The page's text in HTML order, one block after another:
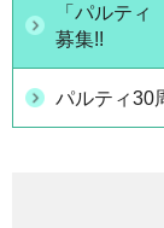
「パルテ
募集!!
パルティ30